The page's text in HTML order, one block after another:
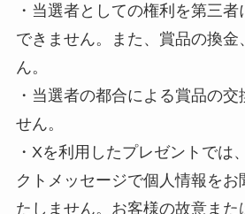
・当選者としての権利を第三
できません。また、賞品の換金
ん。
・当選者の都合による賞品の交
せん。
・Xを利用したプレゼントでは
クトメッセージで個人情報をお
たしません。お客様の故意また